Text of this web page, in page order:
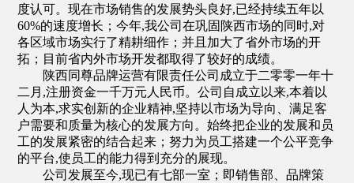
度认可。现在市场销售的发展势头良好,已经持续五年以
60%的速度增长；今年,我公司在巩固陕西市场的同时,对
各区域市场实行了精耕细作；并且加大了省外市场的开
拓；目前省内外市场开发都取得了较好的成绩。
陕西同尊品牌运营有限责任公司成立于二零零一年十
二月,注册资金一千万元人民币。公司自成立以来,本着以
人为本,求实创新的企业精神,坚持以市场为导向、满足客
户需要和质量为核心的发展方向。始终把企业的发展和员
工的发展紧密的结合起来；努力为员工搭建一个公平竞争
的平台,使员工的能力得到充分的展现。
公司发展至今,现已有七部一室；即销售部、品牌策